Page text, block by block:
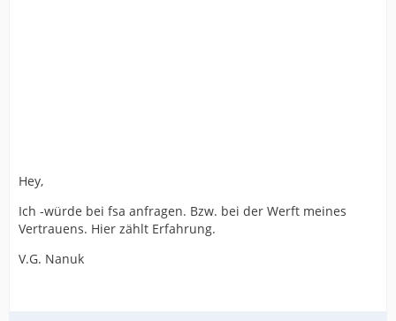
Hey,
Ich -würde bei fsa anfragen. Bzw. bei der Werft meines
Vertrauens. Hier zählt Erfahrung.
V.G. Nanuk